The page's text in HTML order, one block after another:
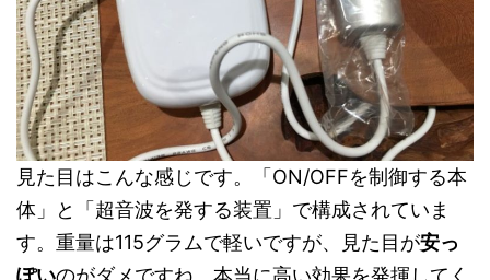
見た目はこんな感じです。「ON/OFFを制御する本
体」と「超音波を発する装置」で構成されていま
す。重量は115グラムで軽いですが、見た目が安っ
ぽいのがダメですね。本当に高い効果を発揮してく